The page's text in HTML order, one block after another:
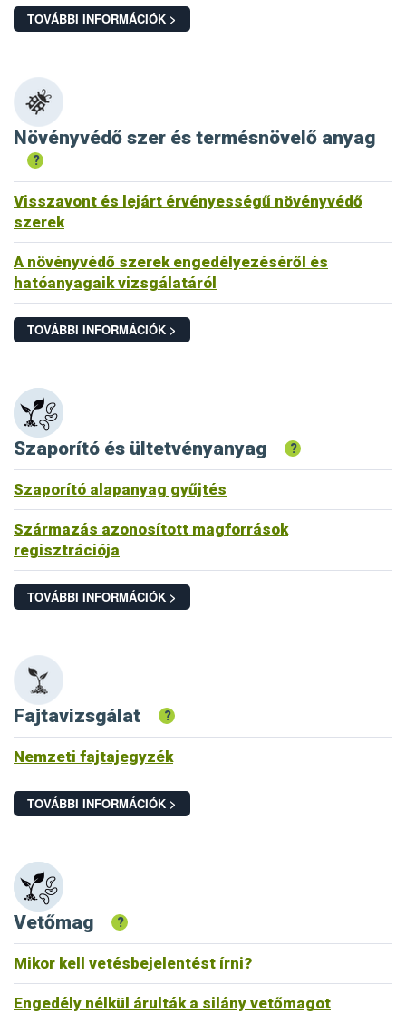
TOVÁBBI INFORMÁCIÓK >
Növényvédő szer és termésnövelő anyag
?
Visszavont és lejárt érvényességű növényvédő
szerek
A növényvédő szerek engedélyezéséről és
hatóanyagaik vizsgálatáról
TOVÁBBI INFORMÁCIÓK >
Szaporító és ültetvényanyag ?
Szaporító alapanyag gyűjtés
Származás azonosított magforrások
regisztrációja
TOVÁBBI INFORMÁCIÓK >
Fajtavizsgálat ?
Nemzeti fajtajegyzék
TOVÁBBI INFORMÁCIÓK >
Vetőmag ?
Mikor kell vetésbejelentést írni?
Engedély nélkül árulták a silány vetőmagot